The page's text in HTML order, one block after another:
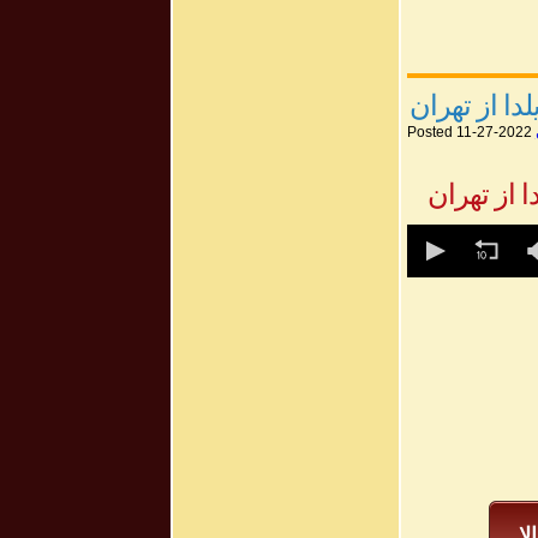
Posted 11-27-2022
seconds